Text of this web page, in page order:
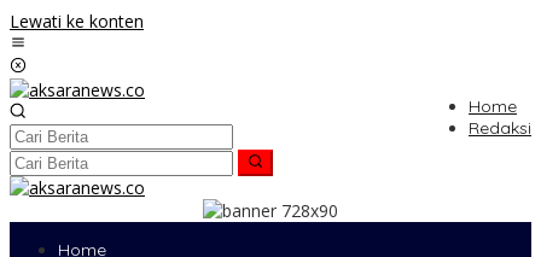
Lewati ke konten
Home
Redaksi
Home